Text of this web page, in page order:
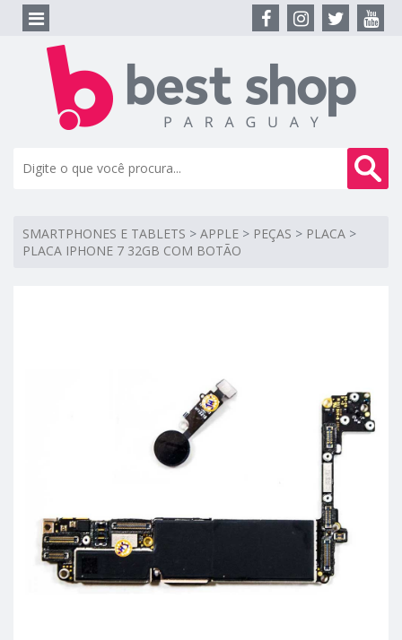
SMARTPHONES E TABLETS > APPLE > PEÇAS > PLACA >
PLACA IPHONE 7 32GB COM BOTÃO